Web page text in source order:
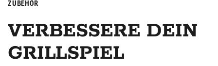
ZUBEHÖR
VERBESSERE DEIN
GRILLSPIEL